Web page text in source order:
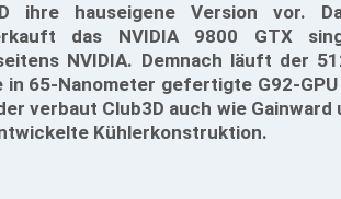
ihre hauseigene Version vor.
das NVIDIA 9800 GTX
NVIDIA. Demnach läuft der
in 65-Nanometer gefertigte G92-
verbaut Club3D auch wie
Kühlerkonstruktion.